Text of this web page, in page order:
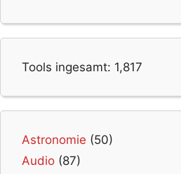
Tools ingesamt: 1,817
Astronomie (50)
Audio (87)